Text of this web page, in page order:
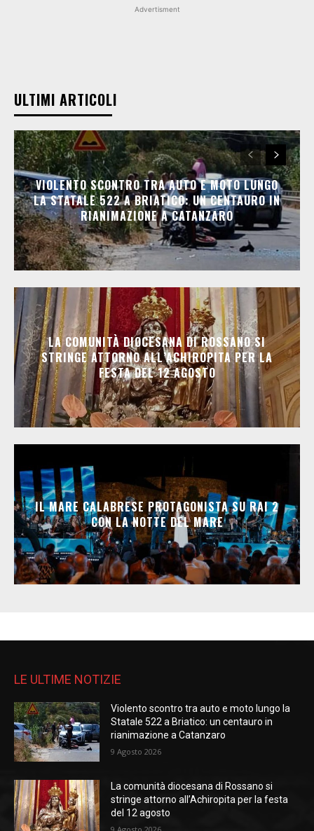
Advertisment
ULTIMI ARTICOLI
VIOLENTO SCONTRO TRA AUTO E MOTO LUNGO
LA STATALE 522 A BRIATICO: UN CENTAURO IN
RIANIMAZIONE A CATANZARO
LA COMUNITÀ DIOCESANA DI ROSSANO SI
STRINGE ATTORNO ALL’ACHIROPITA PER LA
FESTA DEL 12 AGOSTO
IL MARE CALABRESE PROTAGONISTA SU RAI 2
CON LA NOTTE DEL MARE
LE ULTIME NOTIZIE
Violento scontro tra auto e moto lungo la
Statale 522 a Briatico: un centauro in
rianimazione a Catanzaro
9 Agosto 2026
La comunità diocesana di Rossano si
stringe attorno all’Achiropita per la festa
del 12 agosto